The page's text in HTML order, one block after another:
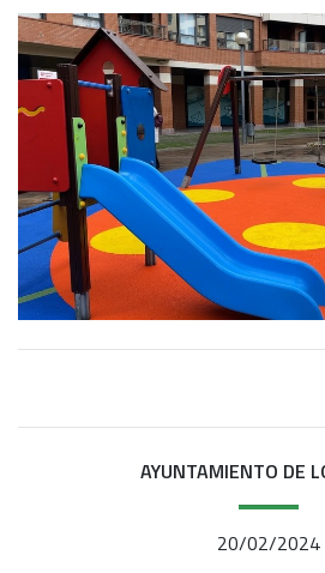
AYUNTAMIENTO DE
20/02/2024